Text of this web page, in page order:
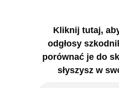
Kliknij tutaj,
odgłosy
porównać je do
słyszysz w